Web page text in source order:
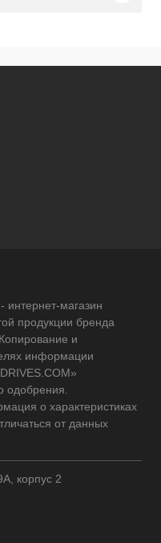
магазин
продукции бренда
и
информации
одобрения.
о характеристиках
от данных
корпус 2